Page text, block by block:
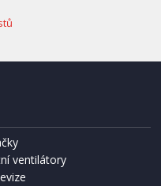
S-BAG SMS)
ventilátory